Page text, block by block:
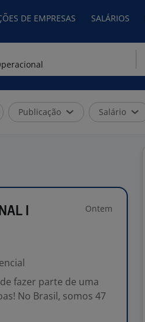
DE EMPRESAS SALÁRIOS
Publicação Salário
I Ontem
fazer parte de uma
No Brasil, somos 47